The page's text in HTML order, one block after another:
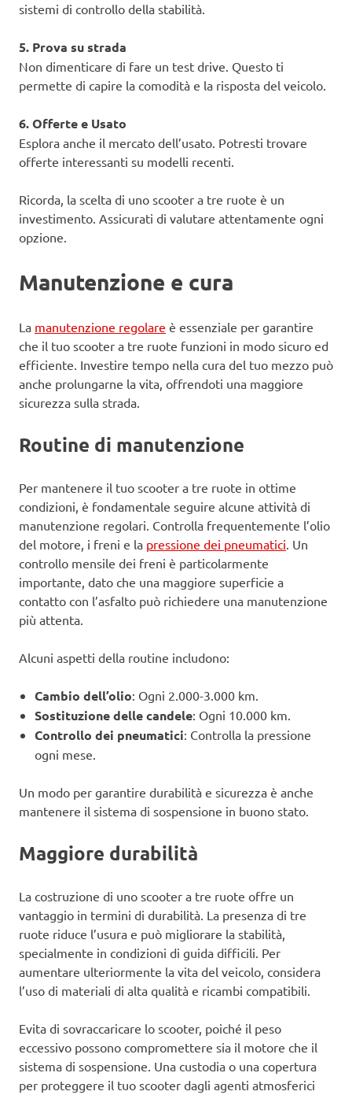
sistemi di controllo della stabilità.
5. Prova su strada
Non dimenticare di fare un test drive. Questo ti
permette di capire la comodità e la risposta del veicolo.
6. Offerte e Usato
Esplora anche il mercato dell’usato. Potresti trovare
offerte interessanti su modelli recenti.
Ricorda, la scelta di uno scooter a tre ruote è un
investimento. Assicurati di valutare attentamente ogni
opzione.
Manutenzione e cura
La manutenzione regolare è essenziale per garantire
che il tuo scooter a tre ruote funzioni in modo sicuro ed
efficiente. Investire tempo nella cura del tuo mezzo può
anche prolungarne la vita, offrendoti una maggiore
sicurezza sulla strada.
Routine di manutenzione
Per mantenere il tuo scooter a tre ruote in ottime
condizioni, è fondamentale seguire alcune attività di
manutenzione regolari. Controlla frequentemente l’olio
del motore, i freni e la pressione dei pneumatici. Un
controllo mensile dei freni è particolarmente
importante, dato che una maggiore superficie a
contatto con l’asfalto può richiedere una manutenzione
più attenta.
Alcuni aspetti della routine includono:
Cambio dell’olio: Ogni 2.000-3.000 km.
Sostituzione delle candele: Ogni 10.000 km.
Controllo dei pneumatici: Controlla la pressione
ogni mese.
Un modo per garantire durabilità e sicurezza è anche
mantenere il sistema di sospensione in buono stato.
Maggiore durabilità
La costruzione di uno scooter a tre ruote offre un
vantaggio in termini di durabilità. La presenza di tre
ruote riduce l’usura e può migliorare la stabilità,
specialmente in condizioni di guida difficili. Per
aumentare ulteriormente la vita del veicolo, considera
l’uso di materiali di alta qualità e ricambi compatibili.
Evita di sovraccaricare lo scooter, poiché il peso
eccessivo possono compromettere sia il motore che il
sistema di sospensione. Una custodia o una copertura
per proteggere il tuo scooter dagli agenti atmosferici